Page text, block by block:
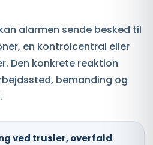
alarmen sende besked til
en kontrolcentral eller
Den konkrete reaktion
bemanding og
ved trusler, overfald